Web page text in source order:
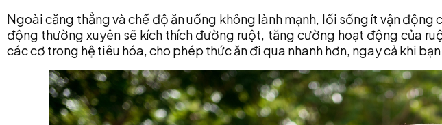
Ngoài căng thẳng và chế độ ăn uống không lành mạnh, lối sống ít vận
động thường xuyên sẽ kích thích đường ruột, tăng cường hoạt động của
các cơ trong hệ tiêu hóa, cho phép thức ăn đi qua nhanh hơn, ngay cả khi